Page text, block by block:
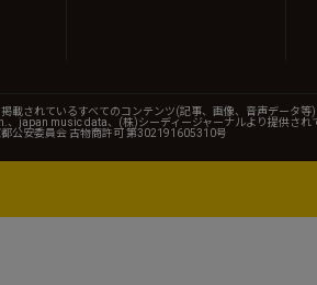
掲載されているすべてのコンテンツ(記事、画像、音声データ
、japan music data、(株)シーディージャーナルより提供され
公安委員会 古物商許可 第302191605310号